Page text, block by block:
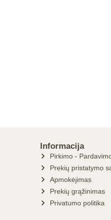
Informacija
Pirkimo -
Prekių pristatymo
Apmokėjimas
Prekių grąžinimas
Privatumo politika